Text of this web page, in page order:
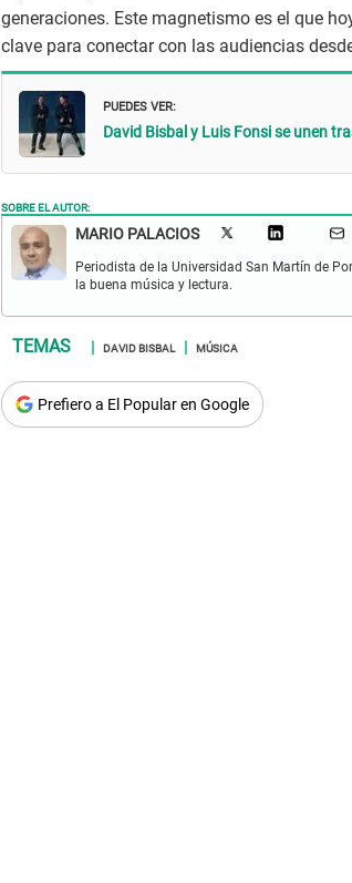
generaciones. Este magnetismo es el que
clave para conectar con las audiencias
PUEDES VER:
David Bisbal y Luis Fonsi se unen
SOBRE EL AUTOR:
MARIO PALACIOS
Periodista de la Universidad San Martín de
la buena música y lectura.
DAVID BISBAL MÚSICA
Prefiero a El Popular en Google